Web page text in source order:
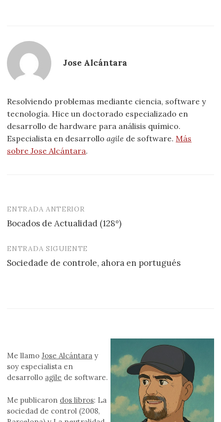
Jose Alcántara
Resolviendo problemas mediante ciencia, software y
tecnología. Hice un doctorado especializado en
desarrollo de hardware para análisis químico.
Especialista en desarrolloagile de software. Más
sobre Jose Alcántara.
Navegación
de
entradas
ENTRADA ANTERIOR
Bocados de Actualidad (128º)
ENTRADA SIGUIENTE
Sociedade de controle, ahora en portugués
Me llamoJose Alcántara y
soy especialista en
desarrollo agile de software.
Me publicaron dos libros: La
sociedad de control (2008,